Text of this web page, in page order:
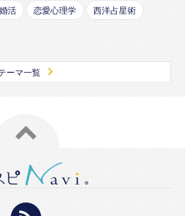
婚活 恋愛心理学 西洋占星術
ーマ一覧